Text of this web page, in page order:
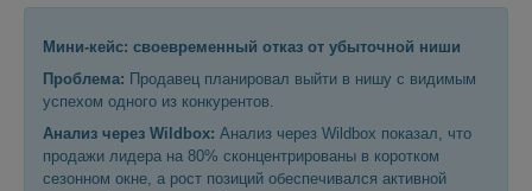
Мини-кейс: своевременный отказ от убыточной ниши
Проблема: Продавец планировал выйти в нишу с видимым
успехом одного из конкурентов.
Анализ через Wildbox: Анализ через Wildbox показал, что
продажи лидера на 80% сконцентрированы в коротком
сезонном окне, а рост позиций обеспечивался активной